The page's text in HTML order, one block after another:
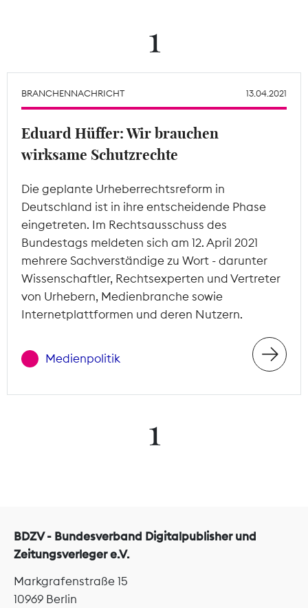
Mitgliederbereich
1
BRANCHENNACHRICHT 13.04.2021
Eduard Hüffer: Wir brauchen
wirksame Schutzrechte
Die geplante Urheberrechtsreform in
Deutschland ist in ihre entscheidende Phase
eingetreten. Im Rechtsausschuss des
Bundestags meldeten sich am 12. April 2021
mehrere Sachverständige zu Wort - darunter
Wissenschaftler, Rechtsexperten und Vertreter
von Urhebern, Medienbranche sowie
Internetplattformen und deren Nutzern.
Medienpolitik
1
BDZV - Bundesverband Digitalpublisher und
Zeitungsverleger e.V.
Markgrafenstraße 15
10969 Berlin